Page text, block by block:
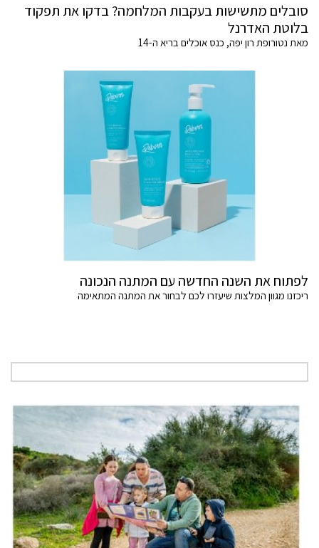
סובלים מתשישות בעקבות המלחמה? בדקו את תפקוד
בלוטת האדרנל
מאת נטורופת רון יפה, כנס אוכלים בריא ה-14
לפתוח את השנה החדשה עם המתנה הנכונה
ריכזנו מגוון המלצות שיעזרו לכם לבחור את המתנה המתאימה